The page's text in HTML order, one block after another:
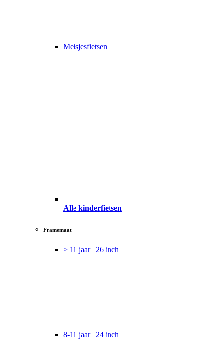
Meisjesfietsen
Alle kinderfietsen
Framemaat
> 11 jaar | 26 inch
8-11 jaar | 24 inch